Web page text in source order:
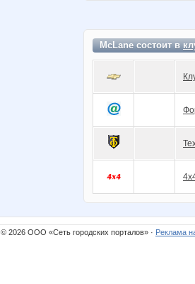
McLane состоит в
© 2026 ООО «Сеть городских порталов» · Реклама